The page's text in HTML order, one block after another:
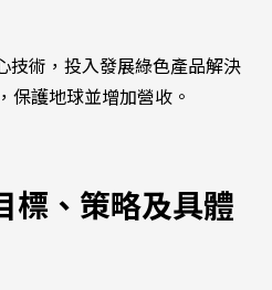
技術，投入發展綠色產品解決
保護地球並增加營收。
標、策略及具體